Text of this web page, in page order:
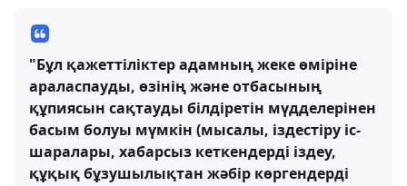
"Бұл қажеттіліктер адамның жеке өміріне
араласпауды, өзінің және отбасының
құпиясын сақтауды білдіретін мүдделерінен
басым болуы мүмкін (мысалы, іздестіру іс-
шаралары, хабарсыз кеткендерді іздеу,
құқық бұзушылықтан жәбір көргендерді